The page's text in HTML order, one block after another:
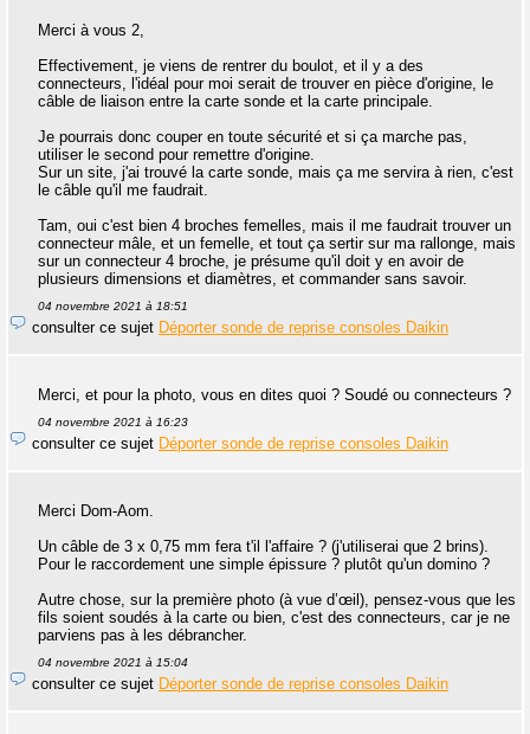
Merci à vous 2,
Effectivement, je viens de rentrer du boulot, et il y a des
connecteurs, l'idéal pour moi serait de trouver en pièce d'origine, le
câble de liaison entre la carte sonde et la carte principale.
Je pourrais donc couper en toute sécurité et si ça marche pas,
utiliser le second pour remettre d'origine.
Sur un site, j'ai trouvé la carte sonde, mais ça me servira à rien, c'est
le câble qu'il me faudrait.
Tam, oui c'est bien 4 broches femelles, mais il me faudrait trouver un
connecteur mâle, et un femelle, et tout ça sertir sur ma rallonge, mais
sur un connecteur 4 broche, je présume qu'il doit y en avoir de
plusieurs dimensions et diamètres, et commander sans savoir.
04 novembre 2021 à 18:51
consulter ce sujet Déporter sonde de reprise consoles Daikin
Merci, et pour la photo, vous en dites quoi ? Soudé ou connecteurs ?
04 novembre 2021 à 16:23
consulter ce sujet Déporter sonde de reprise consoles Daikin
Merci Dom-Aom.
Un câble de 3 x 0,75 mm fera t'il l'affaire ? (j'utiliserai que 2 brins).
Pour le raccordement une simple épissure ? plutôt qu'un domino ?
Autre chose, sur la première photo (à vue d’œil), pensez-vous que les
fils soient soudés à la carte ou bien, c'est des connecteurs, car je ne
parviens pas à les débrancher.
04 novembre 2021 à 15:04
consulter ce sujet Déporter sonde de reprise consoles Daikin